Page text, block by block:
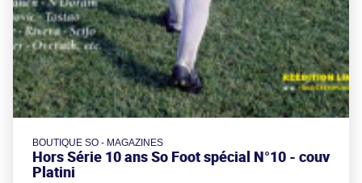
BOUTIQUE SO - MAGAZINES
Hors Série 10 ans So Foot spécial N°10 - couv
Platini